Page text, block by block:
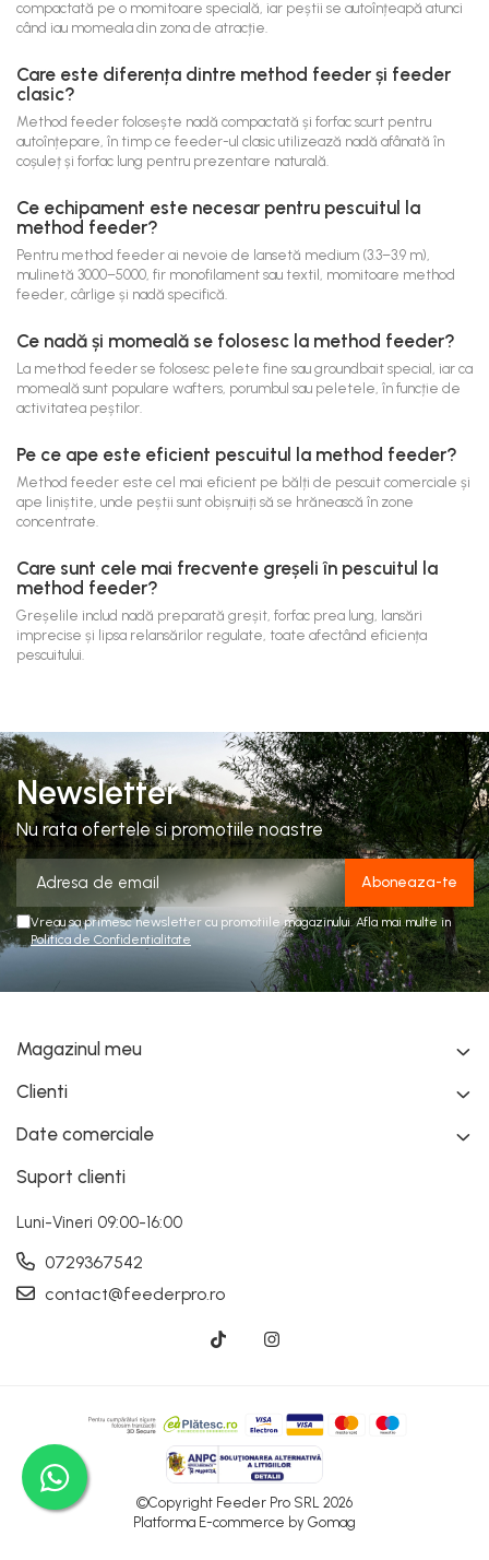
compactată pe o momitoare specială, iar peștii se autoînțeapă atunci
când iau momeala din zona de atracție.
Care este diferența dintre method feeder și feeder
clasic?
Method feeder folosește nadă compactată și forfac scurt pentru
autoînțepare, în timp ce feeder-ul clasic utilizează nadă afânată în
coșuleț și forfac lung pentru prezentare naturală.
Ce echipament este necesar pentru pescuitul la
method feeder?
Pentru method feeder ai nevoie de lansetă medium (3.3–3.9 m),
mulinetă 3000–5000, fir monofilament sau textil, momitoare method
feeder, cârlige și nadă specifică.
Ce nadă și momeală se folosesc la method feeder?
La method feeder se folosesc pelete fine sau groundbait special, iar ca
momeală sunt populare wafters, porumbul sau peletele, în funcție de
activitatea peștilor.
Pe ce ape este eficient pescuitul la method feeder?
Method feeder este cel mai eficient pe bălți de pescuit comerciale și
ape liniștite, unde peștii sunt obișnuiți să se hrănească în zone
concentrate.
Care sunt cele mai frecvente greșeli în pescuitul la
method feeder?
Greșelile includ nadă preparată greșit, forfac prea lung, lansări
imprecise și lipsa relansărilor regulate, toate afectând eficiența
pescuitului.
Newsletter
Nu rata ofertele si promotiile noastre
Vreau sa primesc newsletter cu promotiile magazinului. Afla mai multe in
Politica de Confidentialitate
Magazinul meu
Clienti
Date comerciale
Suport clienti
Luni-Vineri 09:00-16:00
0729367542
contact@feederpro.ro
©Copyright Feeder Pro SRL 2026
Platforma E-commerce by Gomag